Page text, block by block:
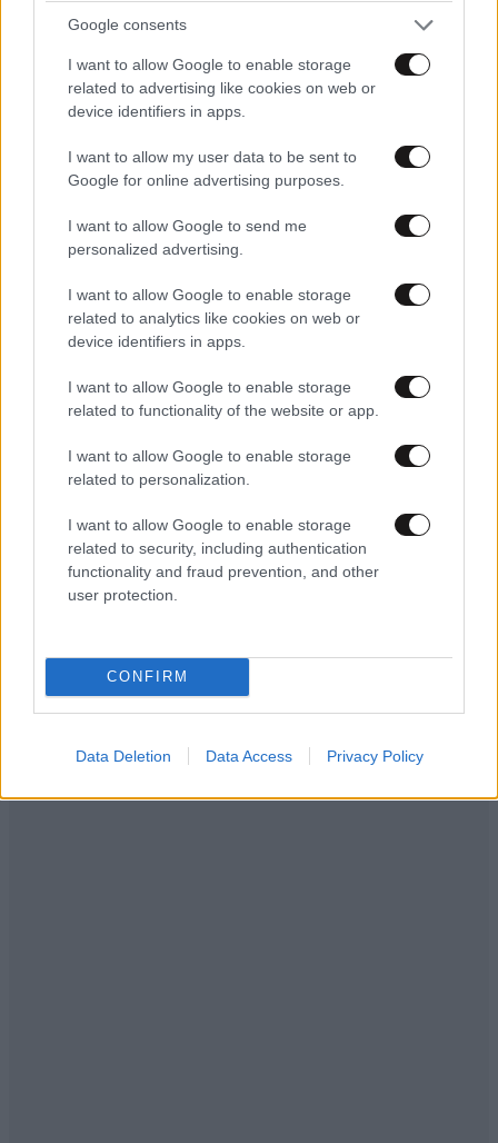
Google consents
I want to allow Google to enable storage
related to advertising like cookies on web or
device identifiers in apps.
I want to allow my user data to be sent to
Google for online advertising purposes.
I want to allow Google to send me
personalized advertising.
I want to allow Google to enable storage
related to analytics like cookies on web or
device identifiers in apps.
I want to allow Google to enable storage
related to functionality of the website or app.
I want to allow Google to enable storage
related to personalization.
I want to allow Google to enable storage
related to security, including authentication
functionality and fraud prevention, and other
user protection.
CONFIRM
Data Deletion Data Access Privacy Policy
Απαντήστε
TRENDING
Ακυρώνει δύο συμβόλαια ο Λαρεντζάκης και
υπογράφει σε ελληνική ομάδα-έκπληξη!